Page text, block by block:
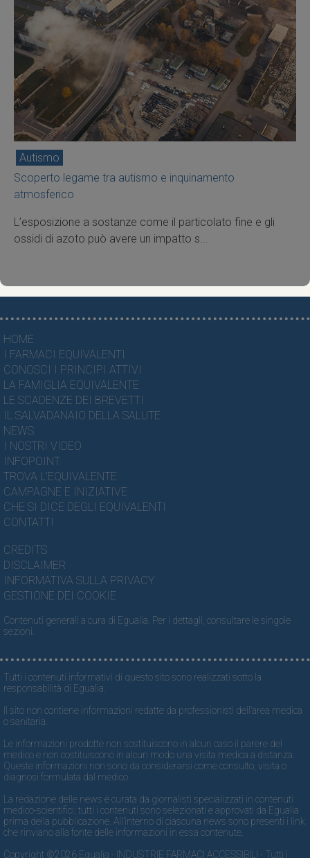
Autismo
Scoperto legame tra autismo e inquinamento
atmosferico
L’esposizione a sostanze come il particolato fine e gli
ossidi di azoto può avere un impatto s...
HOME
I FARMACI EQUIVALENTI
CONOSCI I PRINCIPI ATTIVI
LA FAMIGLIA EQUIVALENTE
LE SCADENZE DEI BREVETTI
IL SALVADANAIO DELLA SALUTE
NEWS
I NOSTRI VIDEO
INFOPOINT
TROVA L'EQUIVALENTE
CAMPAGNE E INIZIATIVE
CHE SI DICE DEGLI EQUIVALENTI
CONTATTI
CREDITS
DISCLAIMER
INFORMATIVA SULLA PRIVACY
GESTIONE DEI COOKIE
Contenuti generali a cura di Egualia. Per i dettagli, consultare le singole
sezioni.
Tutti i contenuti informativi di questo sito sono realizzati sotto la
responsabilità di Egualia.
Il sito non contiene informazioni redatte da professionisti dell’area medica
o sanitaria.
Le informazioni prodotte non sostituiscono in alcun caso il parere del
medico e non costituiscono in alcun modo una visita medica a distanza.
Queste informazioni non sono da considerarsi come consulto, visita o
diagnosi formulata dal medico.
La redazione delle news è curata da giornalisti specializzati in contenuti
medico-scientifici; tutti i contenuti sono selezionati e approvati da Egualia
prima della pubblicazione. All’interno di ciascuna news sono presenti i link
che rinviano alla fonte delle informazioni in essa contenute.
Copyright ©2026 Egualia - INDUSTRIE FARMACI ACCESSIBILI - Tutti i